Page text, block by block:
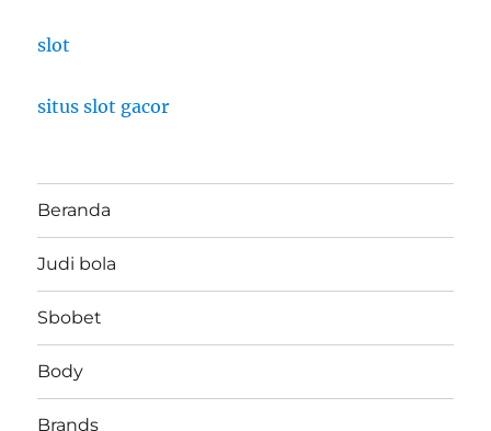
slot
situs slot gacor
Beranda
Judi bola
Sbobet
Body
Brands